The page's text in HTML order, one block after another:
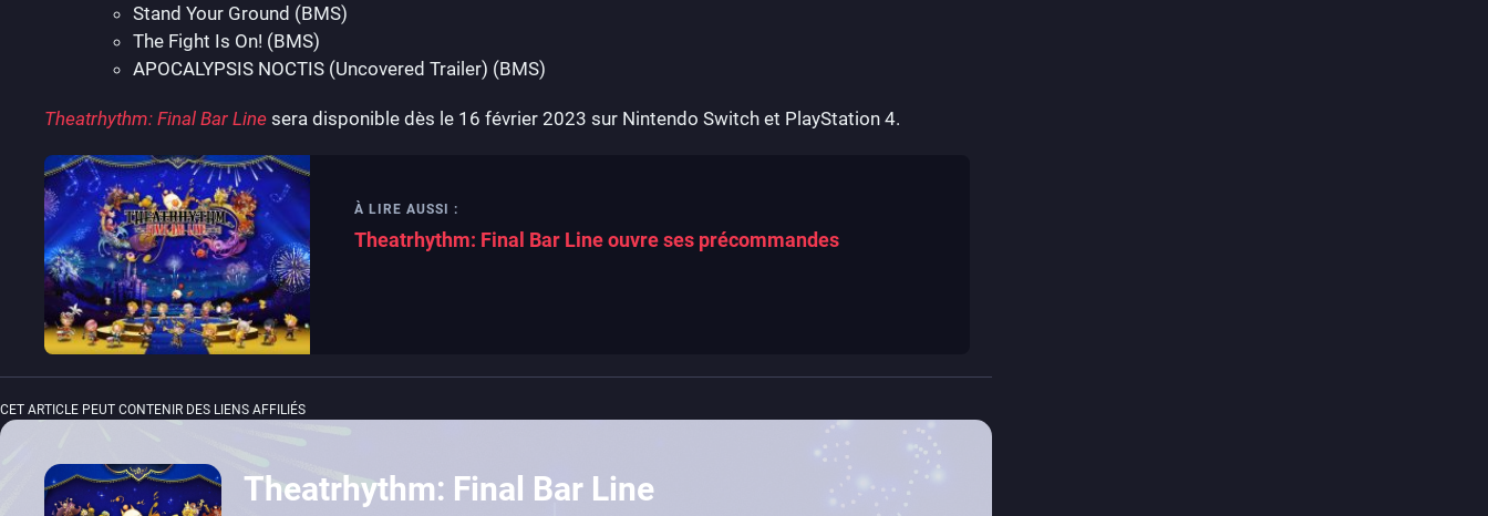
Stand Your Ground (BMS)
The Fight Is On! (BMS)
APOCALYPSIS NOCTIS (Uncovered Trailer) (BMS)
Theatrhythm: Final Bar Line sera disponible dès le 16 février 2023 sur Nintendo Switch et PlayStation 4.
À LIRE AUSSI :
Theatrhythm: Final Bar Line ouvre ses précommandes
CET ARTICLE PEUT CONTENIR DES LIENS AFFILIÉS
Theatrhythm: Final Bar Line